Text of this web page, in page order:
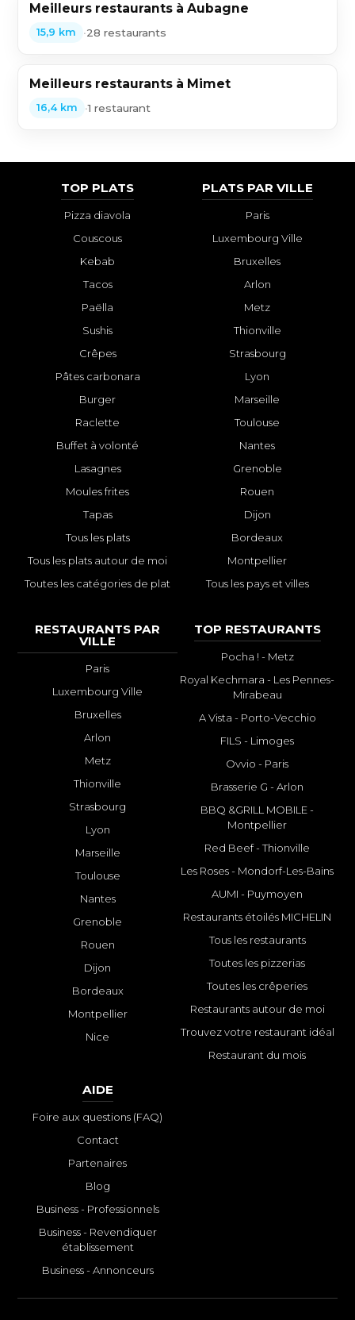
Meilleurs restaurants à Aubagne
15,9 km •28 restaurants
Meilleurs restaurants à Mimet
16,4 km •1 restaurant
TOP PLATS
Pizza diavola
Couscous
Kebab
Tacos
Paëlla
Sushis
Crêpes
Pâtes carbonara
Burger
Raclette
Buffet à volonté
Lasagnes
Moules frites
Tapas
Tous les plats
Tous les plats autour de moi
Toutes les catégories de plat
PLATS PAR VILLE
Paris
Luxembourg Ville
Bruxelles
Arlon
Metz
Thionville
Strasbourg
Lyon
Marseille
Toulouse
Nantes
Grenoble
Rouen
Dijon
Bordeaux
Montpellier
Tous les pays et villes
RESTAURANTS PAR
VILLE
Paris
Luxembourg Ville
Bruxelles
Arlon
Metz
Thionville
Strasbourg
Lyon
Marseille
Toulouse
Nantes
Grenoble
Rouen
Dijon
Bordeaux
Montpellier
Nice
TOP RESTAURANTS
Pocha ! - Metz
Royal Kechmara - Les Pennes-
Mirabeau
A Vista - Porto-Vecchio
FILS - Limoges
Ovvio - Paris
Brasserie G - Arlon
BBQ &GRILL MOBILE -
Montpellier
Red Beef - Thionville
Les Roses - Mondorf-Les-Bains
AUMI - Puymoyen
Restaurants étoilés MICHELIN
Tous les restaurants
Toutes les pizzerias
Toutes les crêperies
Restaurants autour de moi
Trouvez votre restaurant idéal
Restaurant du mois
AIDE
Foire aux questions (FAQ)
Contact
Partenaires
Blog
Business - Professionnels
Business - Revendiquer
établissement
Business - Annonceurs